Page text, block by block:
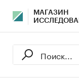
МАГАЗИН